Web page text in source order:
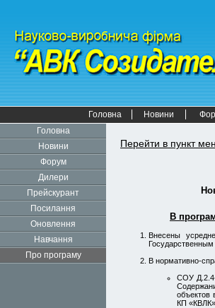
Головна Новини
Головна
Новини
Форум
Дилери
Прейскурант
Посилання
Оновлення
Навчання
Про програму
Перейти в пункт
В
Внесены
В нормативно-
СОУ Д.2.4-
объектов
КП